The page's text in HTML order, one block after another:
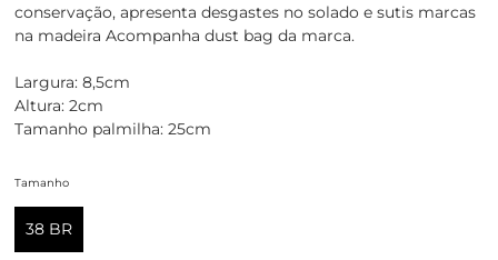
conservação, apresenta desgastes no solado e sutis marcas
na madeira Acompanha dust bag da marca.
Largura: 8,5cm
Altura: 2cm
Tamanho palmilha: 25cm
Tamanho
38 BR